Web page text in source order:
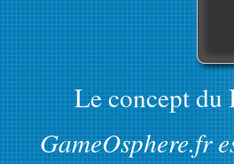
Le concept du
GameOsphere.fr